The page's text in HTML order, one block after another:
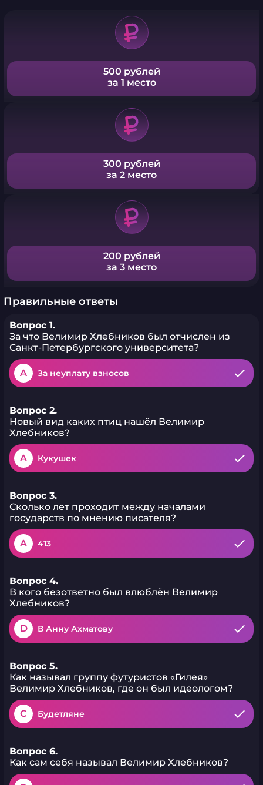
500 рублей
за 1 место
300 рублей
за 2 место
200 рублей
за 3 место
Правильные ответы
Вопрос 1.
За что Велимир Хлебников был отчислен из
Санкт-Петербургского университета?
A За неуплату взносов
Вопрос 2.
Новый вид каких птиц нашёл Велимир
Хлебников?
A Кукушек
Вопрос 3.
Сколько лет проходит между началами
государств по мнению писателя?
A 413
Вопрос 4.
В кого безответно был влюблён Велимир
Хлебников?
D В Анну Ахматову
Вопрос 5.
Как называл группу футуристов «Гилея»
Велимир Хлебников, где он был идеологом?
C Будетляне
Вопрос 6.
Как сам себя называл Велимир Хлебников?